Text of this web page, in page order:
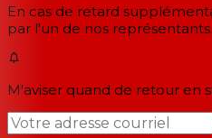
En cas de retard
par l'un de nos représentants.
M'aviser quand de retour en